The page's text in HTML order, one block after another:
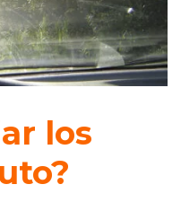
los